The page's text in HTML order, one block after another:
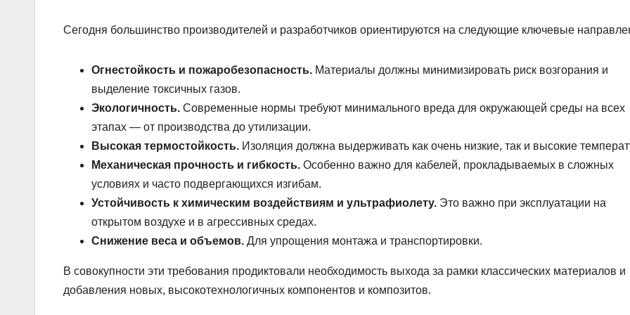
Сегодня большинство производителей и разработчиков ориентируются на следующие ключевые
Огнестойкость и пожаробезопасность. Материалы должны минимизировать риск возгорания и
выделение токсичных газов.
Экологичность. Современные нормы требуют минимального вреда для окружающей среды на всех
этапах — от производства до утилизации.
Высокая термостойкость. Изоляция должна выдерживать как очень низкие, так и высокие
Механическая прочность и гибкость. Особенно важно для кабелей, прокладываемых в сложных
условиях и часто подвергающихся изгибам.
Устойчивость к химическим воздействиям и ультрафиолету. Это важно при эксплуатации на
открытом воздухе и в агрессивных средах.
Снижение веса и объемов. Для упрощения монтажа и транспортировки.
В совокупности эти требования продиктовали необходимость выхода за рамки классических материалов и
добавления новых, высокотехнологичных компонентов и композитов.